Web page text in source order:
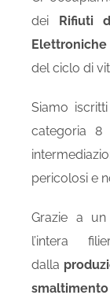
dei Rifiuti
Elettroniche
del ciclo di
Siamo iscritti
categoria 8
pericolosi e
Grazie a un
l’intera
dalla
smaltimento